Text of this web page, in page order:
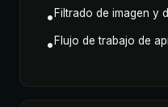
•Filtrado de imagen y
•Flujo de trabajo de